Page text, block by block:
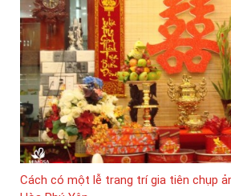
Cách có một lễ trang trí gia tiên chụp